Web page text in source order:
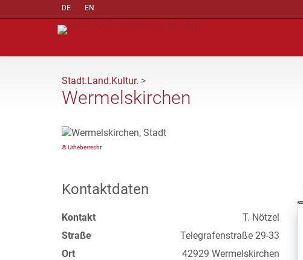
DE EN
Stadt.Land.Kultur. >
Wermelskirchen
© Urheberrecht
Kontaktdaten
Kontakt
T. Nötzel
Straße
Telegrafenstraße 29-33
Ort
42929 Wermelskirchen